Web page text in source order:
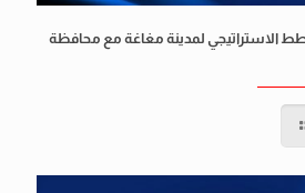
الاستراتيجي لمدينة مغاغة مع محافظة